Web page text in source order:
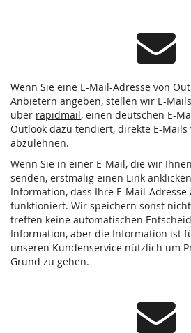
Wenn Sie eine E-Mail-Adresse von
Anbietern angeben, stellen wir E-
über rapidmail, einen deutschen E-
Outlook dazu tendiert, direkte E-Mails
abzulehnen.
Wenn Sie in einer E-Mail, die wir
senden, erstmalig einen Link
Information, dass Ihre E-Mail-Adresse
funktioniert. Wir speichern sonst
treffen keine automatischen
Information, aber die Information ist
unseren Kundenservice nützlich um
Grund zu gehen.